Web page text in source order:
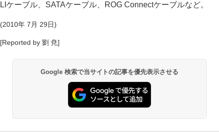
LIケーブル、SATAケーブル、ROG Connectケーブルなど。
(2010年 7月 29日)
[Reported by 劉 尭]
Google 検索で当サイトの記事を優先表示させる